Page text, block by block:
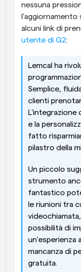
nessuna
utente di G2:
Lemcal ha
Semplice,
clienti
L'integrazione
e la
fatto
pilastro della
Un piccolo
strumento
fantastico
le riunioni tra
possibilità di
un'esperienza
mancanza di
gratuita.